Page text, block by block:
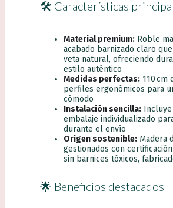
🛠️ Características
Material premium: Roble
acabado barnizado claro
veta natural, ofreciendo
estilo auténtico
Medidas perfectas: 110 cm
perfiles ergonómicos para
cómodo
Instalación sencilla:
embalaje individualizado
durante el envío
Origen sostenible: Madera
gestionados con certificación
sin barnices tóxicos,
🌟 Beneficios destacados